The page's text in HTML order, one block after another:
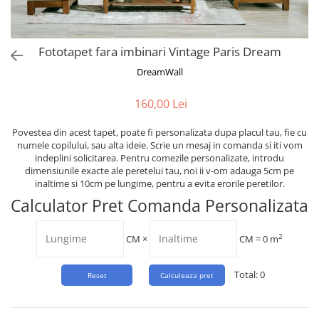
Natura
Peisaj
Pentru copiiFototapet fara imbinari Vintage Paris Dream
DreamWall
160,00 Lei
Povestea din acest tapet, poate fi personalizata dupa placul tau, fie cu
numele copilului, sau alta ideie. Scrie un mesaj in comanda si iti vom
indeplini solicitarea. Pentru comezile personalizate, introdu
dimensiunile exacte ale peretelui tau, noi ii v-om adauga 5cm pe
inaltime si 10cm pe lungime, pentru a evita erorile peretilor.
Calculator Pret Comanda Personalizata
CM × CM =0 m2
Total:0